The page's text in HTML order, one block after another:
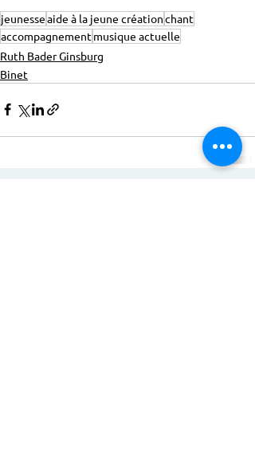
jeunesseaide à la jeune créationchant
accompagnementmusique actuelle
Ruth Bader Ginsburg
Binet